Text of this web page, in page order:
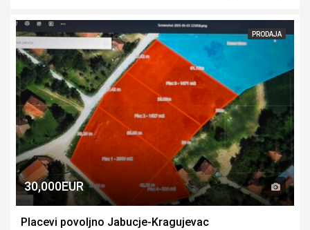
PRODAJA
30,000EUR
Placevi povoljno Jabucje-Kragujevac